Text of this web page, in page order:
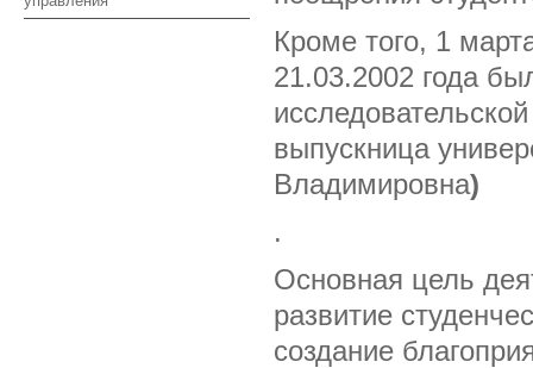
Кроме того, 1
21.03.2002 года
выпускница
Владимировна)
.
Основная цель
развитие
создание